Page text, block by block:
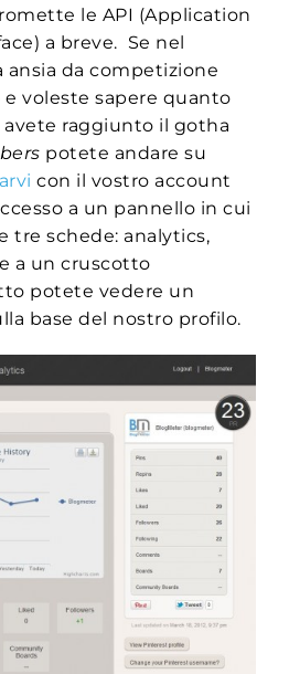
le API (Application
a breve. Se nel
ansia da competizione
voleste sapere quanto
raggiunto il gotha
potete andare su
con il vostro account
a un pannello in cui
tre schede: analytics,
a un cruscotto
potete vedere un
base del nostro profilo.